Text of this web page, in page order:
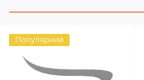
Популярний